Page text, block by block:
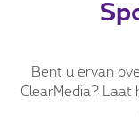
Bent u ervan
ClearMedia? Laat